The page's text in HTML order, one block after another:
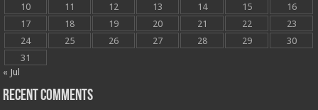
10
11 12 13 14 15
16
17
18 19 20 21 22
23
24
25 26 27 28 29
30
31
« Jul
Recent Comments